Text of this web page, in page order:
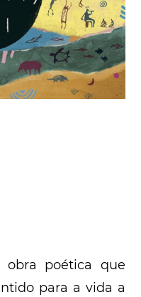
poética que
para a vida a